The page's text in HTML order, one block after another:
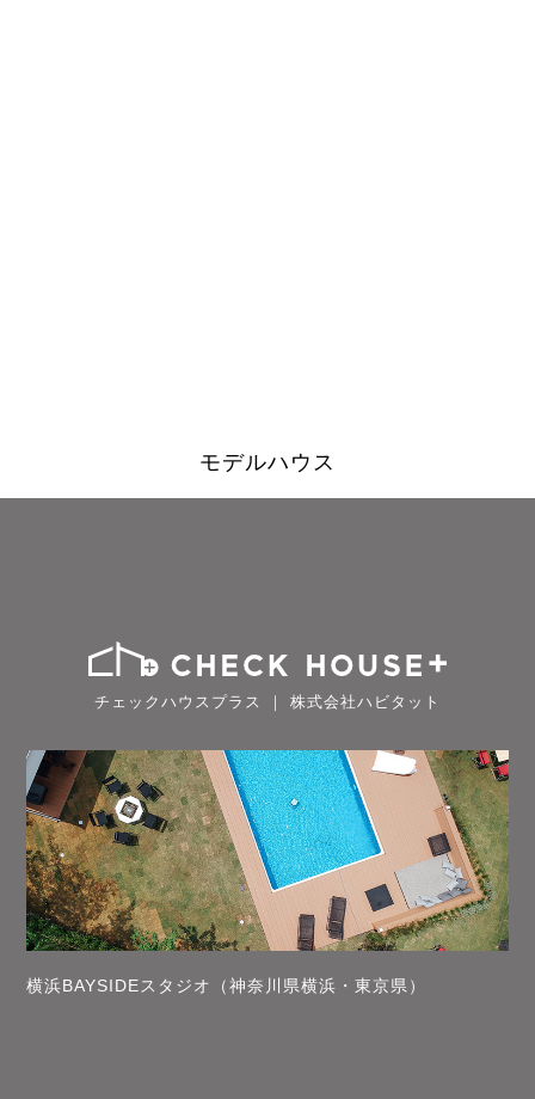
モデルハウス
チェックハウスプラス ｜ 株式会社ハビタット
横浜BAYSIDEスタジオ（神奈川県横浜・東京県）